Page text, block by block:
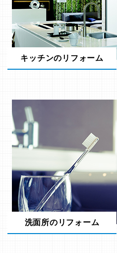
キッチンのリフォーム
洗面所のリフォーム